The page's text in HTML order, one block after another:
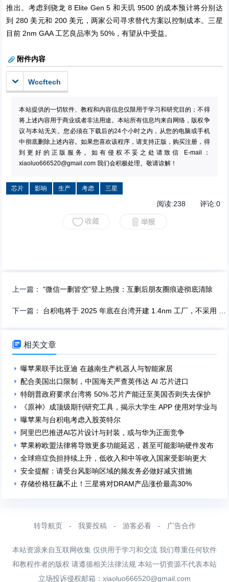
推出。考虑到骁龙 8 Elite Gen 5 和天玑 9500 的成本预计将分别达
到 280 美元和 200 美元，两家公司寻求替代方案以控制成本。三星
目前 2nm GAA 工艺良品率为 50%，有望从中受益。
附件内容
Wccftech
本站提供的一切软件、教程和内容信息仅限用于学习和研究目的；不得
将上述内容用于商业或者非法用途。本站所有信息均来自网络，版权争
议与本站无关。您必须在下载后的24个小时之内，从您的电脑或手机
中彻底删除上述内容。如果您喜欢该程序，请支持正版，购买注册，得
到更好的正版服务。如有侵权不妥之处请致信 E-mail：
xiaoluo666520@gmail.com 我们会积极处理。敬请谅解！
芯片 影响 生产 考虑 三星
阅读:238 评论:0
上一篇：“微信一删皆空”登上热搜：互删后朋友圈痕迹彻底清除
下一篇： 台积电将于 2025 年底在台湾开建 1.4nm 工厂，不采用 ASML 高数值孔径 EUV 设备
 相关文章
曝苹果联手比亚迪 在越南生产机器人与智能家居
配合美国出口限制，中国海关严查英伟达 AI 芯片进口
特朗普政府要求台湾将 50% 芯片产能迁至美国否则失去保护
《原神》成顶级期刊研究工具，揭示大学生 APP 使用对学业与工
曝苹果与台积电考虑入股英特尔
阿里巴巴推进AI芯片设计与封装，或与华为正面竞争
苹果称欧盟法律将导致更多功能延迟，甚至可能影响硬件发布
全球癌症负担持续上升，低收入和中等收入国家受影响更大
安全提醒：请受台风影响区域的频友务必做好减灾措施
存储价格狂飙不止！三星将对DRAM产品涨价最高30%
转导航页 - 我要投稿 - 游客必看 - 广告合作
本站资源来自互联网收集 仅供用于学习和交流 我们尊重任何软件
和教程作者的版权 请遵循相关法律法规 本站一切资源不代表本站
立场投诉侵权邮箱： xiaoluo666520@gmail.com